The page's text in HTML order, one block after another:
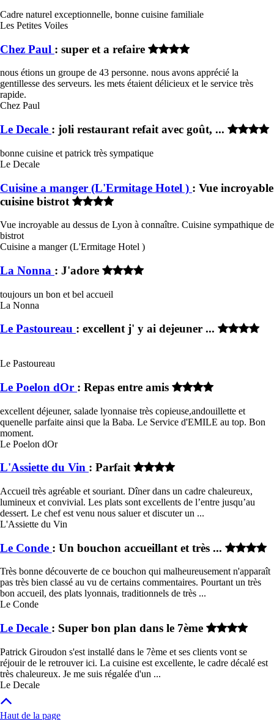
Cadre naturel exceptionnelle, bonne cuisine familiale
Les Petites Voiles
Chez Paul : super et a refaire
nous étions un groupe de 43 personne. nous avons apprécié la
gentillesse des serveurs. les mets étaient délicieux et le service très
rapide.
Chez Paul
Le Decale : joli restaurant refait avec goût, ...
bonne cuisine et patrick très sympatique
Le Decale
Cuisine a manger (L'Ermitage Hotel ) : Vue incroyable
cuisine bistrot
Vue incroyable au dessus de Lyon à connaître. Cuisine sympathique de
bistrot
Cuisine a manger (L'Ermitage Hotel )
La Nonna : J'adore
toujours un bon et bel accueil
La Nonna
Le Pastoureau : excellent j' y ai dejeuner ...
Le Pastoureau
Le Poelon dOr : Repas entre amis
excellent déjeuner, salade lyonnaise très copieuse,andouillette et
quenelle parfaite ainsi que la Baba. Le Service d'EMILE au top. Bon
moment.
Le Poelon dOr
L'Assiette du Vin : Parfait
Accueil très agréable et souriant. Dîner dans un cadre chaleureux,
lumineux et convivial. Les plats sont excellents de l’entre jusqu’au
dessert. Le chef est venu nous saluer et discuter un ...
L'Assiette du Vin
Le Conde : Un bouchon accueillant et très ...
Très bonne découverte de ce bouchon qui malheureusement n'apparaît
pas très bien classé au vu de certains commentaires. Pourtant un très
bon accueil, des plats lyonnais, traditionnels de très ...
Le Conde
Le Decale : Super bon plan dans le 7ème
Patrick Giroudon s'est installé dans le 7ème et ses clients vont se
réjouir de le retrouver ici. La cuisine est excellente, le cadre décalé est
très chaleureux. Je me suis régalée d'un ...
Le Decale
Haut de la page